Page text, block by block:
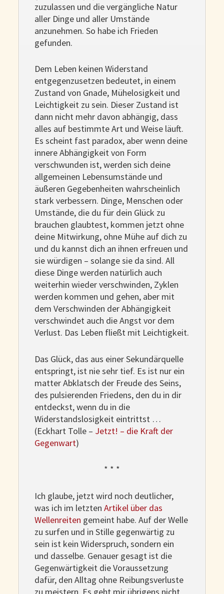
zuzulassen und die vergängliche Natur
aller Dinge und aller Umstände
anzunehmen. So habe ich Frieden
gefunden.
Dem Leben keinen Widerstand
entgegenzusetzen bedeutet, in einem
Zustand von Gnade, Mühelosigkeit und
Leichtigkeit zu sein. Dieser Zustand ist
dann nicht mehr davon abhängig, dass
alles auf bestimmte Art und Weise läuft.
Es scheint fast paradox, aber wenn deine
innere Abhängigkeit von Form
verschwunden ist, werden sich deine
allgemeinen Lebensumstände und
äußeren Gegebenheiten wahrscheinlich
stark verbessern. Dinge, Menschen oder
Umstände, die du für dein Glück zu
brauchen glaubtest, kommen jetzt ohne
deine Mitwirkung, ohne Mühe auf dich zu
und du kannst dich an ihnen erfreuen und
sie würdigen – solange sie da sind. All
diese Dinge werden natürlich auch
weiterhin wieder verschwinden, Zyklen
werden kommen und gehen, aber mit
dem Verschwinden der Abhängigkeit
verschwindet auch die Angst vor dem
Verlust. Das Leben fließt mit Leichtigkeit.
Das Glück, das aus einer Sekundärquelle
entspringt, ist nie sehr tief. Es ist nur ein
matter Abklatsch der Freude des Seins,
des pulsierenden Friedens, den du in dir
entdeckst, wenn du in die
Widerstandslosigkeit eintrittst …
(Eckhart Tolle – Jetzt! – die Kraft der
Gegenwart)
* * *
Ich glaube, jetzt wird noch deutlicher,
was ich im letzten Artikel über das
Wellenreiten gemeint habe. Auf der Welle
zu surfen und in Stille gegenwärtig zu
sein ist kein Widerspruch, sondern ein
und dasselbe. Genauer gesagt ist die
Gegenwärtigkeit die Voraussetzung
dafür, den Alltag ohne Reibungsverluste
zu meistern. Es geht mir übrigens nicht